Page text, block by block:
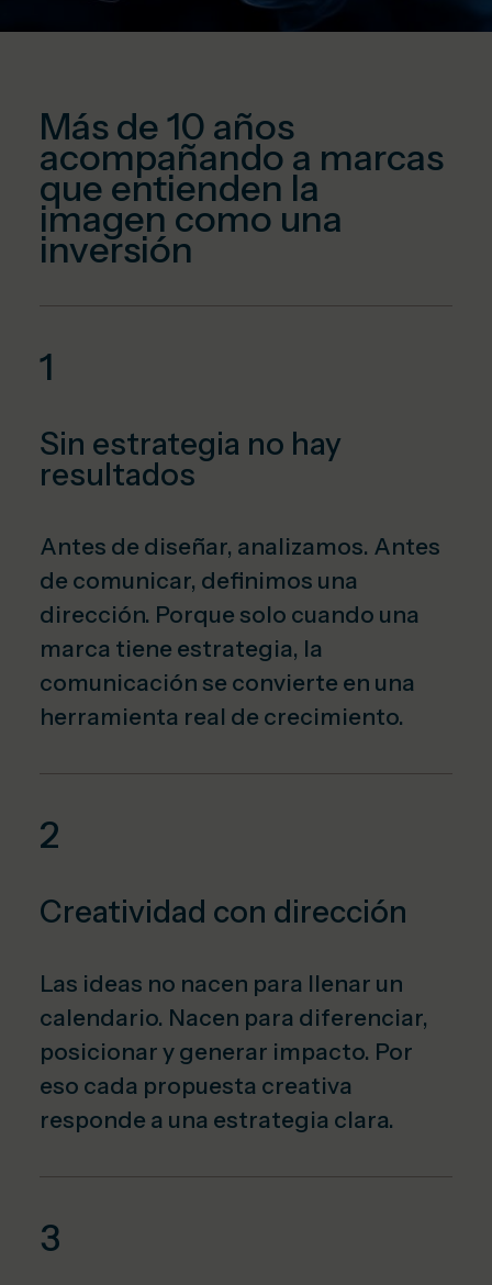
Más de 10 años
acompañando a marcas
que entienden la
imagen como una
inversión
1
Sin estrategia no hay
resultados
Antes de diseñar, analizamos. Antes
de comunicar, definimos una
dirección. Porque solo cuando una
marca tiene estrategia, la
comunicación se convierte en una
herramienta real de crecimiento.
2
Creatividad con dirección
Las ideas no nacen para llenar un
calendario. Nacen para diferenciar,
posicionar y generar impacto. Por
eso cada propuesta creativa
responde a una estrategia clara.
3